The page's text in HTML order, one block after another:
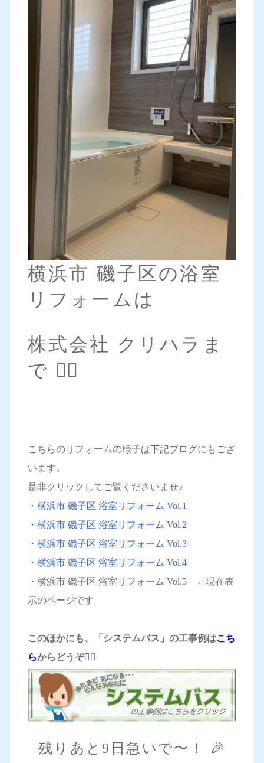
横浜市 磯子区の浴室
リフォームは
株式会社 クリハラま
で 💁‍♀️
こちらのリフォームの様子は下記ブログにもござ
います。
是非クリックしてご覧くださいませ♪
・横浜市 磯子区 浴室リフォーム Vol.1
・横浜市 磯子区 浴室リフォーム Vol.2
・横浜市 磯子区 浴室リフォーム Vol.3
・横浜市 磯子区 浴室リフォーム Vol.4
・横浜市 磯子区 浴室リフォーム Vol.5 ←現在表
示のページです
このほかにも、「システムバス」の工事例はこち
らからどうぞ💁‍♀️
残りあと9日急いで〜！ 🎉